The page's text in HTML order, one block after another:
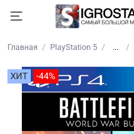
Главная PlayStation 5 ...
ХИТ -44%